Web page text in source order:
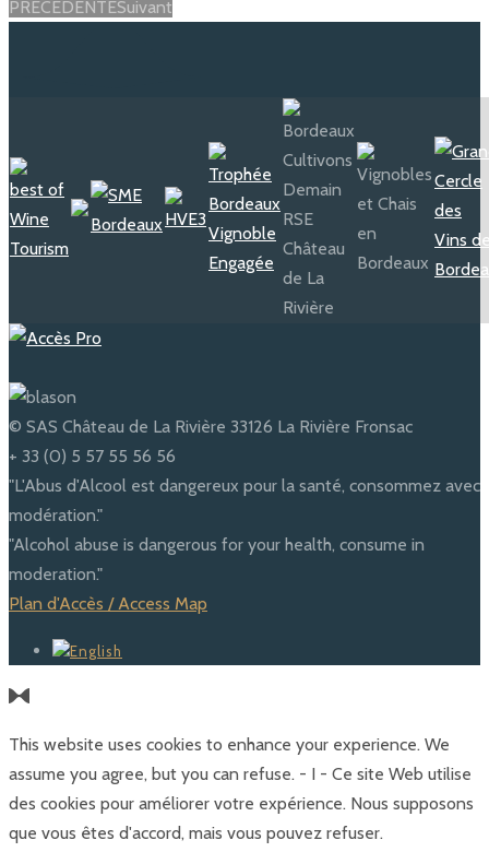
PRÉCÉDENTESuivant
© SAS Château de La Rivière 33126 La Rivière Fronsac
+ 33 (0) 5 57 55 56 56
"L'Abus d'Alcool est dangereux pour la santé, consommez avec
modération."
"Alcohol abuse is dangerous for your health, consume in
moderation."
Plan d'Accès / Access Map
This website uses cookies to enhance your experience. We
assume you agree, but you can refuse. - I - Ce site Web utilise
des cookies pour améliorer votre expérience. Nous supposons
que vous êtes d'accord, mais vous pouvez refuser.